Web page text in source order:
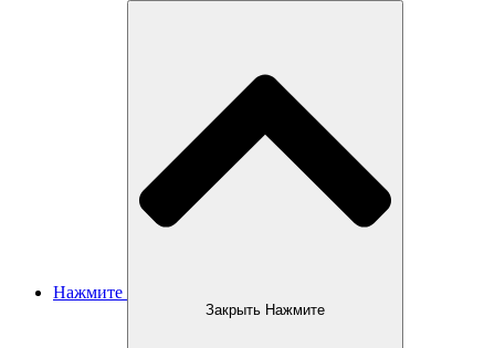
Нажмите
Закрыть Нажмите